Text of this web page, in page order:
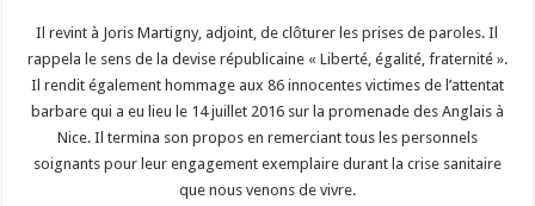
Il revint à Joris Martigny, adjoint, de clôturer les prises de paroles. Il
rappela le sens de la devise républicaine « Liberté, égalité, fraternité ».
Il rendit également hommage aux 86 innocentes victimes de l’attentat
barbare qui a eu lieu le 14 juillet 2016 sur la promenade des Anglais à
Nice. Il termina son propos en remerciant tous les personnels
soignants pour leur engagement exemplaire durant la crise sanitaire
que nous venons de vivre.